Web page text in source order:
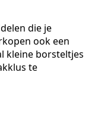
die je
ook een
kleine borsteltjes
te